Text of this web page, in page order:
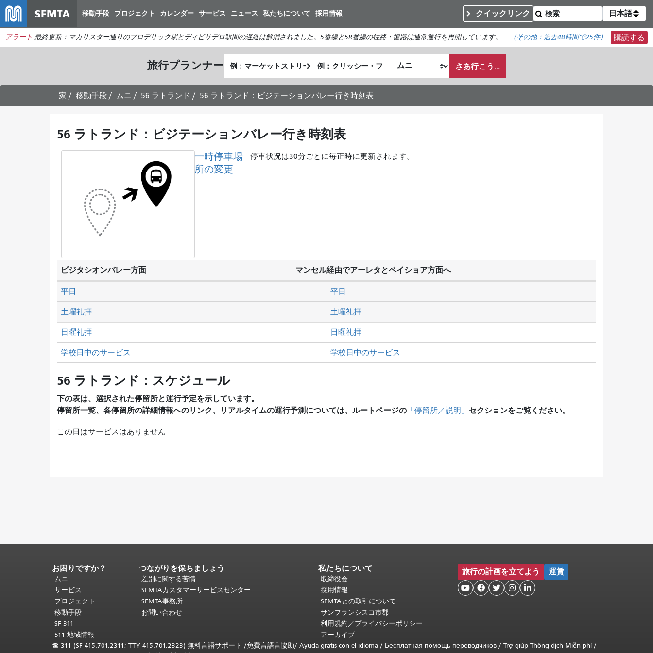
イ
ン
コ
ン
テ
ン
ツ
SFMTA 移動手段 プロジェクト カレンダー サービス ニュース 私たちについて 採用情報 クイックリンク 日本語
アラート 最終更新：マカリスター通りのブロデリック駅とディビサデロ駅間の遅延は解消されました。5番線と5R番線の往路・復路は通常運行を再開しています。 （その他： 過去48時間で25件） 購読する
旅行プランナー 出
発
地
点
終
了
地
点
が
ど
の
旅
さあ行こう...
家 移動手段 ムニ 56 ラトランド 56 ラトランド：ビジテーションバレー行き時刻表
56 ラトランド：ビジテーションバレー行き時刻表
一時停車場
所の変更
停車状況は30分ごとに毎正時に更新されます。
ビジタシオンバレー方面 マンセル経由でアーレタとベイショア方面へ
土曜礼拝 土曜礼拝
日曜礼拝 日曜礼拝
平日 平日
学校日中のサービス 学校日中のサービス
56 ラトランド：スケジュール
下の表は、選択された停留所と運行予定を示しています。
停留所一覧、各停留所の詳細情報へのリンク、リアルタイムの運行予測については、ルートページの 「停留所／説明」 セクションをご覧ください。
この日はサービスはありません
ペ
ー
ジ
コ
ン
テ
の
お困りですか？
ムニ
サービス
プロジェクト
移動手段
SF 311
511 地域情報
つながりを保ちましょう
差別に関する苦情
SFMTAカスタマーサービスセンター
SFMTA事務所
お問い合わせ
私たちについて
取締役会
採用情報
SFMTAとの取引について
サンフランシスコ市郡
利用規約／プライバシーポリシー
アーカイブ
旅行の計画を立てよう 運賃
    
☎ 311 (SF 415.701.2311; TTY 415.701.2323) 無料言語サポート /免費言語言協助/ Ayuda gratis con el idioma / Бесплатная помощь переводчиков / Trợ giúp Thông dịch Miễn phí/